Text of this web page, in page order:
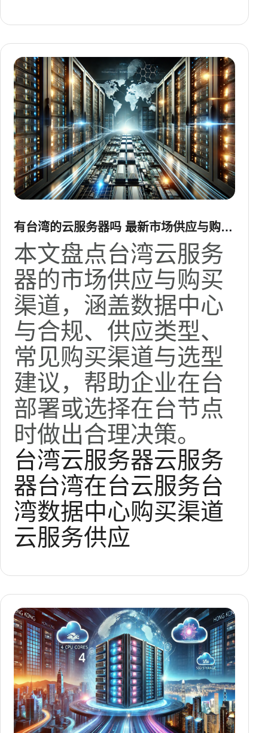
有台湾的云服务器吗 最新市场供应与购买
渠道盘点
本文盘点台湾云服务
器的市场供应与购买
渠道，涵盖数据中心
与合规、供应类型、
常见购买渠道与选型
建议，帮助企业在台
部署或选择在台节点
时做出合理决策。
台湾云服务器云服务
器台湾在台云服务台
湾数据中心购买渠道
云服务供应